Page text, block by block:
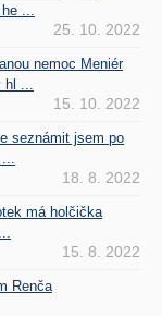
...
25. 10. 2022
nemoc Meniér
hl ...
15. 10. 2022
seznámit jsem po
18. 8. 2022
má holčička
15. 8. 2022
Renča